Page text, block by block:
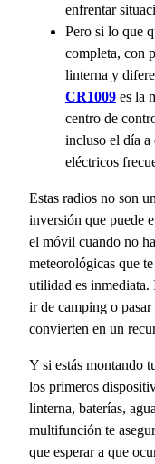
enfrentar
Pero si lo que
completa, con
linterna y
CR1009 es la
centro de
incluso el día a
eléctricos
Estas radios no son
inversión que puede
el móvil cuando no
meteorológicas que
utilidad es inmediata.
ir de camping o
convierten en un
Y si estás montando
los primeros
linterna, baterías,
multifunción te
que esperar a que